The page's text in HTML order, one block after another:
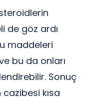
de göz ardı
maddeleri
bu da onları
Sonuç
kısa